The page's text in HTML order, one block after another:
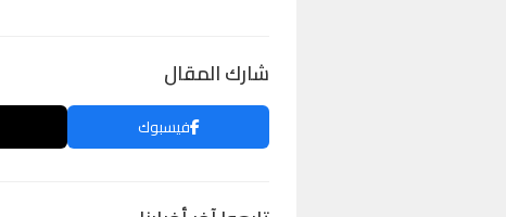
شارك المقال
فيسبوك